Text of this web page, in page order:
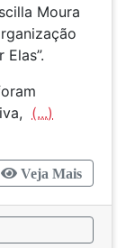
Moura
(...)
Veja Mais